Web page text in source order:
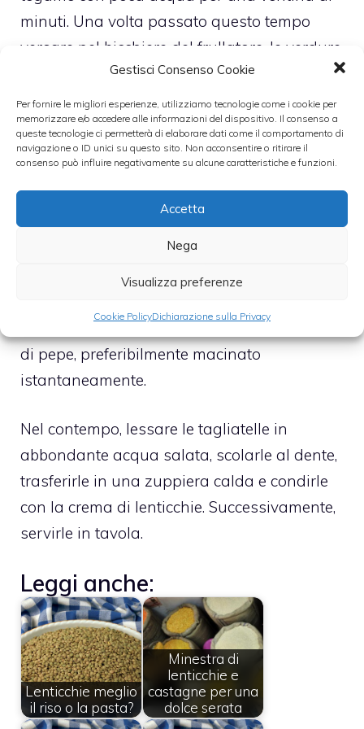
Gestisci Consenso Cookie
Per fornire le migliori esperienze, utilizziamo tecnologie come i cookie per
memorizzare e/o accedere alle informazioni del dispositivo. Il consenso a
queste tecnologie ci permetterà di elaborare dati come il comportamento di
navigazione o ID unici su questo sito. Non acconsentire o ritirare il
consenso può influire negativamente su alcune caratteristiche e funzioni.
Accetta
Nega
Visualizza preferenze
Cookie PolicyDichiarazione sulla Privacy
minuti. Una volta passato questo tempo
versare nel bicchiere del frullatore, le verdure,
metà delle lenticchie e qualche cucchaio
d’olio. Poi frullare il tutto per pochi istanti,
sino ad ottenere una crema densa.
Versare la crema nel tegame, aggiungere
l’altra metà delle lenticchie, il rosmarino
tritato, il vino bianco, e far cuocere per altri
15 minuti. Bagnare con un pò d’acqua calda,
se il sugo tende ad asciugarsi troppo.
Poi, regolare di sale e insaporire con un pò
di pepe, preferibilmente macinato
istantaneamente.
Nel contempo, lessare le tagliatelle in
abbondante acqua salata, scolarle al dente,
trasferirle in una zuppiera calda e condirle
con la crema di lenticchie. Successivamente,
servirle in tavola.
Leggi anche:
Lenticchie meglio
il riso o la pasta?
Minestra di
lenticchie e
castagne per una
dolce serata